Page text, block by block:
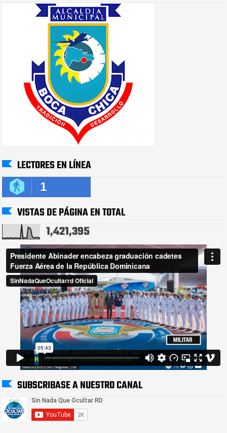
LECTORES EN LÍNEA
1
VISTAS DE PÁGINA EN TOTAL
1,421,395
SUBSCRIBASE A NUESTRO CANAL